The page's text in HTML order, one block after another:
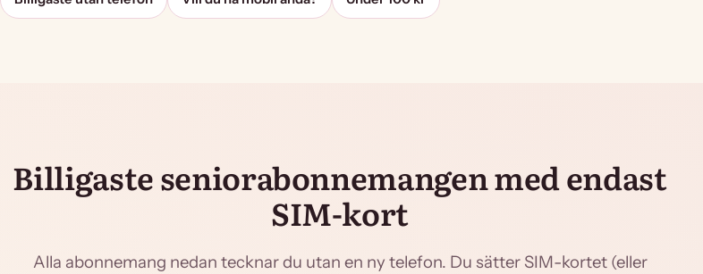
Billigaste seniorabonnemangen med endast
SIM-kort
Alla abonnemang nedan tecknar du utan en ny telefon. Du sätter SIM-kortet (eller